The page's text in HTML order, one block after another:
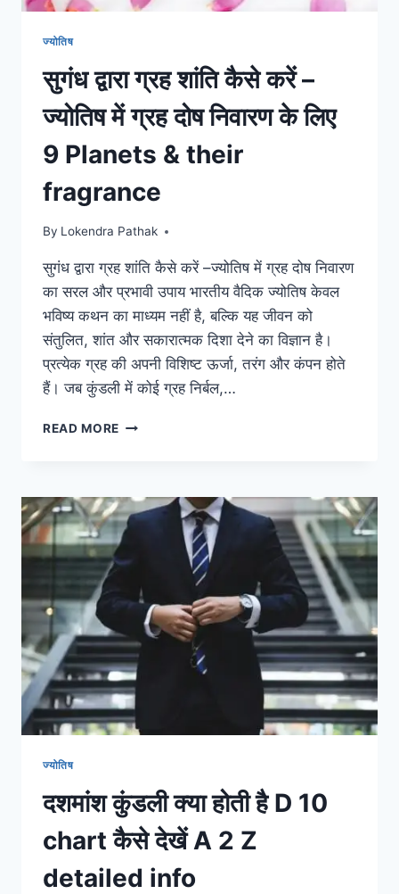
ज्योतिष
सुगंध द्वारा ग्रह शांति कैसे करें –
ज्योतिष में ग्रह दोष निवारण के लिए
9 Planets & their
fragrance
By Lokendra Pathak
सुगंध द्वारा ग्रह शांति कैसे करें –ज्योतिष में ग्रह दोष निवारण
का सरल और प्रभावी उपाय भारतीय वैदिक ज्योतिष केवल
भविष्य कथन का माध्यम नहीं है, बल्कि यह जीवन को
संतुलित, शांत और सकारात्मक दिशा देने का विज्ञान है।
प्रत्येक ग्रह की अपनी विशिष्ट ऊर्जा, तरंग और कंपन होते
हैं। जब कुंडली में कोई ग्रह निर्बल,…
READ MORE सुगंध
कैसे
करें
–
दोष
निवारण
के
लिए
9
PLANETS
&
ज्योतिष
दशमांश कुंडली क्या होती है D 10
chart कैसे देखें A 2 Z
detailed info